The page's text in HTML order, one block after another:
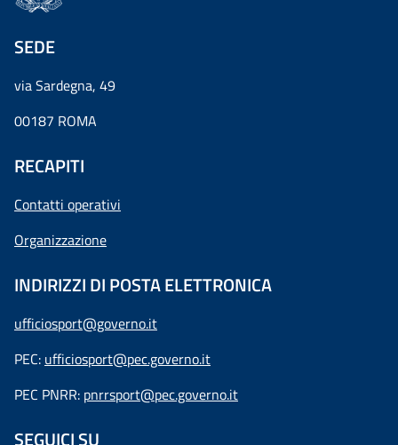
SEDE
via Sardegna, 49
00187 ROMA
RECAPITI
Contatti operativi
Organizzazione
INDIRIZZI DI POSTA ELETTRONICA
ufficiosport@governo.it
PEC: ufficiosport@pec.governo.it
PEC PNRR: pnrrsport@pec.governo.it
SEGUICI SU